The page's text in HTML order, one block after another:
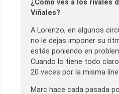
¿Cómo ves a los rivales
Viñales?
A Lorenzo, en algunos
no le dejas imponer su
estás poniendo en
Cuando lo tiene todo
20 veces por la misma
Marc hace cada pasada